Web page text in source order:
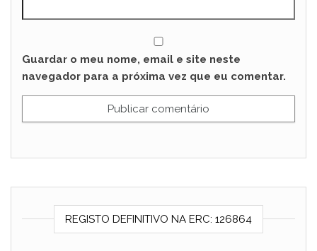
Guardar o meu nome, email e site neste
navegador para a próxima vez que eu comentar.
REGISTO DEFINITIVO NA ERC: 126864